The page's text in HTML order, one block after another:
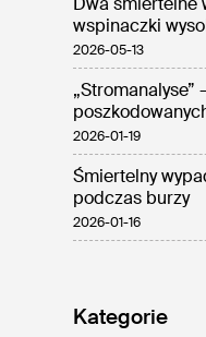
wspinaczki
2026-05-13
2026-01-19
Śmiertelny
podczas burzy
2026-01-16
Kategorie